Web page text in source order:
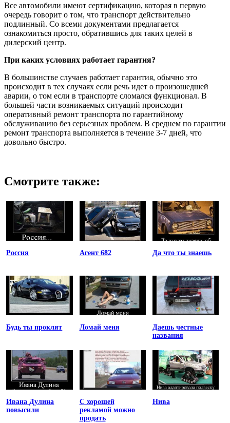
Все автомобили имеют сертификацию, которая в первую
очередь говорит о том, что транспорт действительно
подлинный. Со всеми документами предлагается
ознакомиться просто, обратившись для таких целей в
дилерский центр.
При каких условиях работает гарантия?
В большинстве случаев работает гарантия, обычно это
происходит в тех случаях если речь идет о произошедшей
аварии, о том если в транспорте сломался функционал. В
большей части возникаемых ситуаций происходит
оперативный ремонт транспорта по гарантийному
обслуживанию без серьезных проблем. В среднем по гарантии
ремонт транспорта выполняется в течение 3-7 дней, что
довольно быстро.
Смотрите также:
Россия Агент 682 Да что ты знаешь
Будь ты проклят Ломай меня
Даешь честные
названия
Ивана Дулина
повысили
С хорошей
рекламой можно
продать
Нива